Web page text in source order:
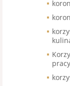
pracy